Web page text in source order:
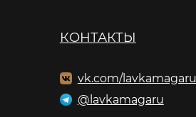
КОНТАКТЫ
vk.com/lavkamagaru
@lavkamagaru